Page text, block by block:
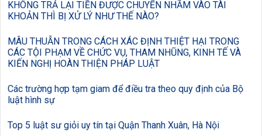
KHÔNG TRẢ LẠI TIỀN ĐƯỢC CHUYỂN NHẦM VÀO TÀI
KHOẢN THÌ BỊ XỬ LÝ NHƯ THẾ NÀO?
MÂU THUẪN TRONG CÁCH XÁC ĐỊNH THIỆT HẠI TRONG
CÁC TỘI PHẠM VỀ CHỨC VỤ, THAM NHŨNG, KINH TẾ VÀ
KIẾN NGHỊ HOÀN THIỆN PHÁP LUẬT
Các trường hợp tạm giam để điều tra theo quy định của Bộ
luật hình sự
Top 5 luật sư giỏi uy tín tại Quận Thanh Xuân, Hà Nội